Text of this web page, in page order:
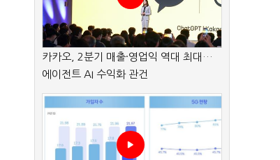
카카오, 2분기 매출·영업익 역대 최대…
에이전트 AI 수익화 관건